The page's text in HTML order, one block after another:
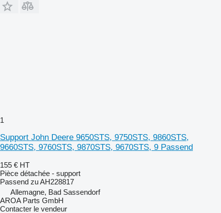
1
Support John Deere 9650STS, 9750STS, 9860STS,
9660STS, 9760STS, 9870STS, 9670STS, 9 Passend
155 € HT
Pièce détachée - support
Passend zu AH228817
Allemagne, Bad Sassendorf
AROA Parts GmbH
Contacter le vendeur